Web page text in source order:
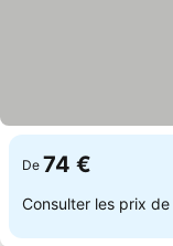
De 74 €
Consulter les prix de